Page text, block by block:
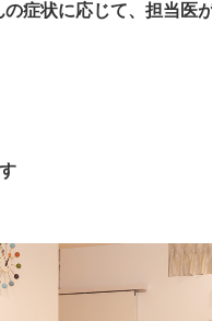
症状に応じて、担当医